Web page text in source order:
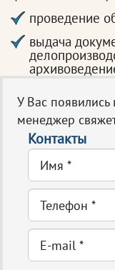
проведение
выдача
У Вас
менеджер
Контакты